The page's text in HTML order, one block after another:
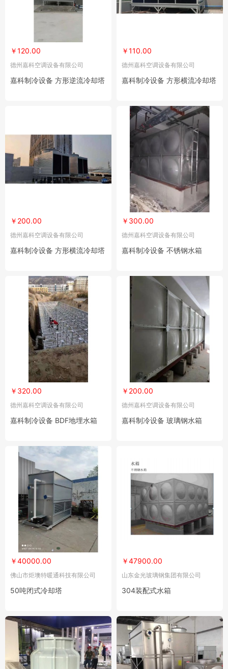
￥120.00
德州嘉科空调设备有限公司
嘉科制冷设备 方形逆流冷却塔
￥110.00
德州嘉科空调设备有限公司
嘉科制冷设备 方形横流冷却塔
￥200.00
德州嘉科空调设备有限公司
嘉科制冷设备 方形横流冷却塔
￥300.00
德州嘉科空调设备有限公司
嘉科制冷设备 不锈钢水箱
￥320.00
德州嘉科空调设备有限公司
嘉科制冷设备 BDF地埋水箱
￥200.00
德州嘉科空调设备有限公司
嘉科制冷设备 玻璃钢水箱
￥40000.00
佛山市炬墺特暖通科技有限公司
50吨闭式冷却塔
￥47900.00
山东金光玻璃钢集团有限公司
304装配式水箱